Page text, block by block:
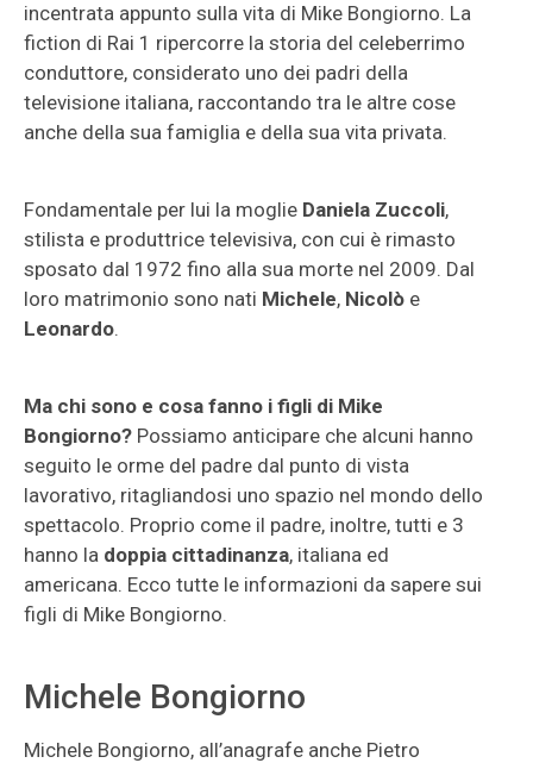
incentrata appunto sulla vita di Mike Bongiorno. La
fiction di Rai 1 ripercorre la storia del celeberrimo
conduttore, considerato uno dei padri della
televisione italiana, raccontando tra le altre cose
anche della sua famiglia e della sua vita privata.
Fondamentale per lui la moglie Daniela Zuccoli,
stilista e produttrice televisiva, con cui è rimasto
sposato dal 1972 fino alla sua morte nel 2009. Dal
loro matrimonio sono nati Michele, Nicolò e
Leonardo.
Ma chi sono e cosa fanno i figli di Mike
Bongiorno? Possiamo anticipare che alcuni hanno
seguito le orme del padre dal punto di vista
lavorativo, ritagliandosi uno spazio nel mondo dello
spettacolo. Proprio come il padre, inoltre, tutti e 3
hanno la doppia cittadinanza, italiana ed
americana. Ecco tutte le informazioni da sapere sui
figli di Mike Bongiorno.
Michele Bongiorno
Michele Bongiorno, all’anagrafe anche Pietro